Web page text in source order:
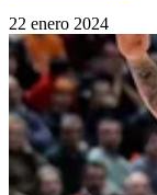
22 enero 2024